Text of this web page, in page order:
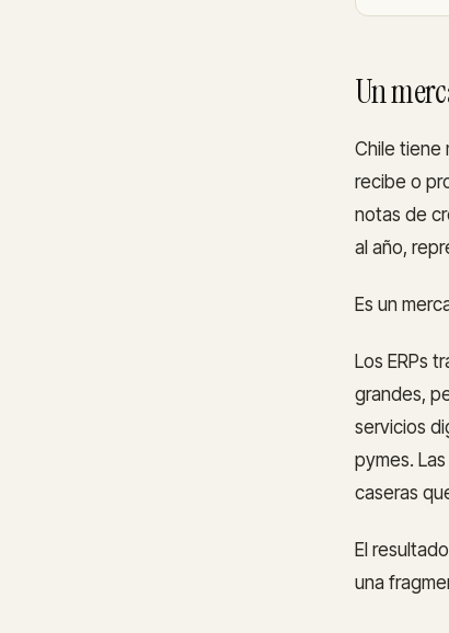
Un
Chile tiene
recibe o
notas de
al año,
Es un
Los ERPs
grandes,
servicios
pymes.
caseras
El
una